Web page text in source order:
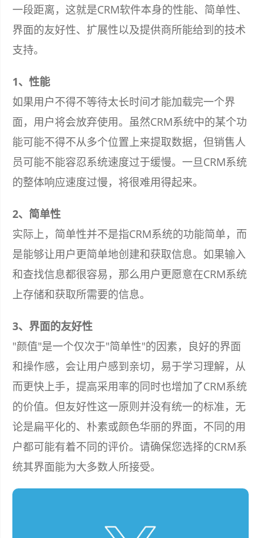
一段距离，这就是CRM软件本身的性能、简单性、
界面的友好性、扩展性以及提供商所能给到的技术
支持。
1、性能
如果用户不得不等待太长时间才能加载完一个界
面，用户将会放弃使用。虽然CRM系统中的某个功
能可能不得不从多个位置上来提取数据，但销售人
员可能不能容忍系统速度过于缓慢。一旦CRM系统
的整体响应速度过慢，将很难用得起来。
2、简单性
实际上，简单性并不是指CRM系统的功能简单，而
是能够让用户更简单地创建和获取信息。如果输入
和查找信息都很容易，那么用户更愿意在CRM系统
上存储和获取所需要的信息。
3、界面的友好性
"颜值"是一个仅次于"简单性"的因素，良好的界面
和操作感，会让用户感到亲切，易于学习理解，从
而更快上手，提高采用率的同时也增加了CRM系统
的价值。但友好性这一原则并没有统一的标准，无
论是扁平化的、朴素或颜色华丽的界面，不同的用
户都可能有着不同的评价。请确保您选择的CRM系
统其界面能为大多数人所接受。